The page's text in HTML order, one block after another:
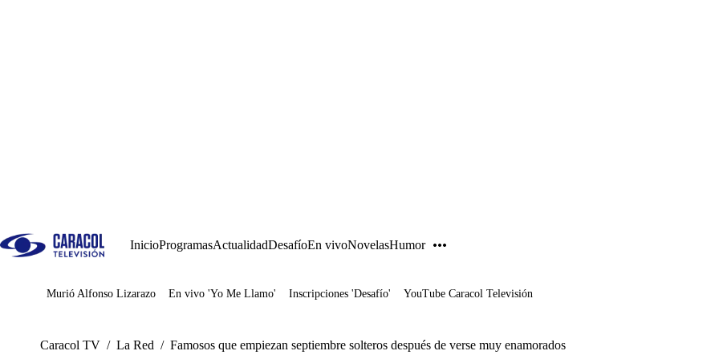
InicioProgramasActualidadDesafíoEn vivoNovelasHumor
Juegos
Murió Alfonso Lizarazo En vivo 'Yo Me Llamo' Inscripciones 'Desafío' YouTube Caracol Televisión
Caracol TV / La Red / Famosos que empiezan septiembre solteros después de verse muy enamorados